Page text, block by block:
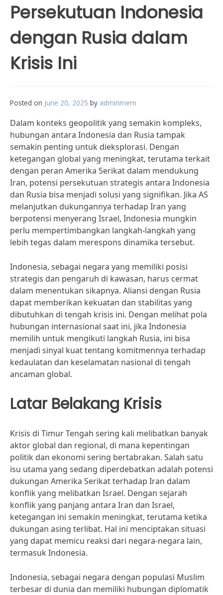
Persekutuan Indonesia
dengan Rusia dalam
Krisis Ini
Posted on June 20, 2025 by adminmem
Dalam konteks geopolitik yang semakin kompleks,
hubungan antara Indonesia dan Rusia tampak
semakin penting untuk dieksplorasi. Dengan
ketegangan global yang meningkat, terutama terkait
dengan peran Amerika Serikat dalam mendukung
Iran, potensi persekutuan strategis antara Indonesia
dan Rusia bisa menjadi solusi yang signifikan. Jika AS
melanjutkan dukungannya terhadap Iran yang
berpotensi menyerang Israel, Indonesia mungkin
perlu mempertimbangkan langkah-langkah yang
lebih tegas dalam merespons dinamika tersebut.
Indonesia, sebagai negara yang memiliki posisi
strategis dan pengaruh di kawasan, harus cermat
dalam menentukan sikapnya. Aliansi dengan Rusia
dapat memberikan kekuatan dan stabilitas yang
dibutuhkan di tengah krisis ini. Dengan melihat pola
hubungan internasional saat ini, jika Indonesia
memilih untuk mengikuti langkah Rusia, ini bisa
menjadi sinyal kuat tentang komitmennya terhadap
kedaulatan dan keselamatan nasional di tengah
ancaman global.
Latar Belakang Krisis
Krisis di Timur Tengah sering kali melibatkan banyak
aktor global dan regional, di mana kepentingan
politik dan ekonomi sering bertabrakan. Salah satu
isu utama yang sedang diperdebatkan adalah potensi
dukungan Amerika Serikat terhadap Iran dalam
konflik yang melibatkan Israel. Dengan sejarah
konflik yang panjang antara Iran dan Israel,
ketegangan ini semakin meningkat, terutama ketika
dukungan asing terlibat. Hal ini menciptakan situasi
yang dapat memicu reaksi dari negara-negara lain,
termasuk Indonesia.
Indonesia, sebagai negara dengan populasi Muslim
terbesar di dunia dan memiliki hubungan diplomatik